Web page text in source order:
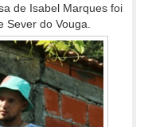
de Isabel Marques foi
do Vouga.